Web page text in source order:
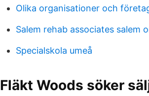
Olika organisationer och
Salem rehab associates salem
Specialskola umeå
Fläkt Woods söker